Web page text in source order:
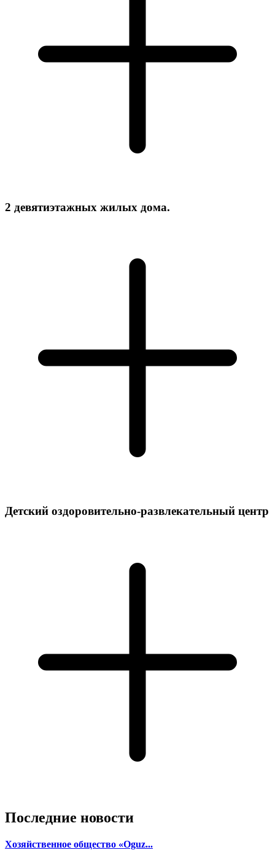
2 девятиэтажных жилых дома.
Детский оздоровительно-развлекательный центр
Последние новости
Хозяйственное общество «Oguz...